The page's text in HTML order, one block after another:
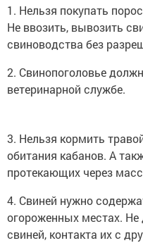
1. Нельзя покупать
Не ввозить, вывозить
свиноводства без
2. Свинопоголовье
ветеринарной службе.
3. Нельзя кормить
обитания кабанов. А
протекающих через
4. Свиней нужно
огороженных местах. Не
свиней, контакта их с